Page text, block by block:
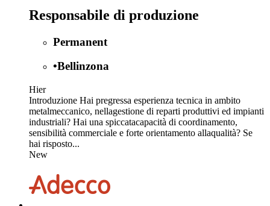
Responsabile di produzione
Permanent
•Bellinzona
Hier
Introduzione Hai pregressa esperienza tecnica in ambito
metalmeccanico, nellagestione di reparti produttivi ed impianti
industriali? Hai una spiccatacapacità di coordinamento,
sensibilità commerciale e forte orientamento allaqualità? Se
hai risposto...
New